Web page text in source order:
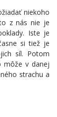
niekoho
z nás nie je
Iste je
si tiež je
síl. Potom
môže v danej
strachu a